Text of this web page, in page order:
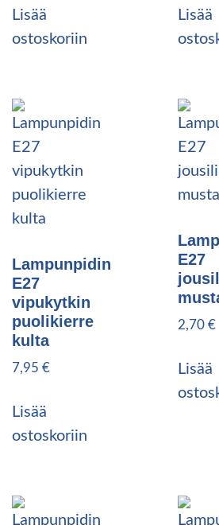
Lisää
ostoskoriin
Lisää
Lampunpidin
E27
vipukytkin
puolikierre
kulta
7,95 €
Lisää
ostoskoriin
E27
2,70 €
Lisää